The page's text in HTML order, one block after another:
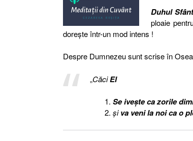
Duhul
ploaie
dorește într-un mod intens !
Despre Dumnezeu sunt scrise în
„CăciEl
Se iveşte ca zorile
şiva veni la noi ca o